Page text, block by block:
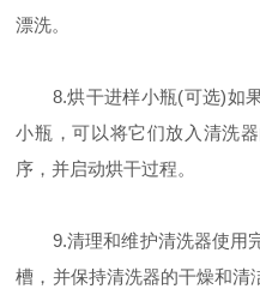
漂洗。
8.烘干进样小瓶(可选)如果
小瓶，可以将它们放入清洗
序，并启动烘干过程。
9.清理和维护清洗器使用
槽，并保持清洗器的干燥和清